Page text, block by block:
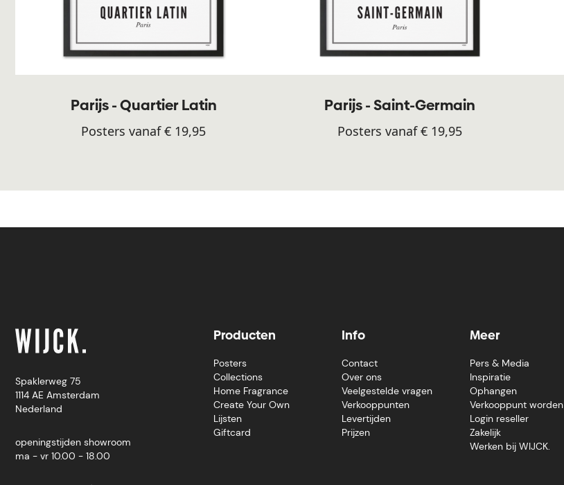
Parijs - Quartier Latin
Posters vanaf € 19,95
Parijs - Saint-Germain
Posters vanaf € 19,95
Spaklerweg 75
1114 AE Amsterdam
Nederland
openingstijden showroom
ma - vr 10.00 - 18.00
Producten
Posters
Collections
Home Fragrance
Create Your Own
Lijsten
Giftcard
Info
Contact
Over ons
Veelgestelde vragen
Verkooppunten
Levertijden
Prijzen
Meer
Pers & Media
Inspiratie
Ophangen
Verkooppunt worden
Login reseller
Zakelijk
Werken bij WIJCK.